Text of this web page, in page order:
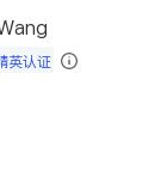
组织
英认证
has more tha